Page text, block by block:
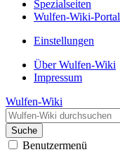
Spezialseiten
Wulfen-Wiki-Portal
Einstellungen
Über Wulfen-Wiki
Impressum
Wulfen-Wiki
Suche
Benutzermenü